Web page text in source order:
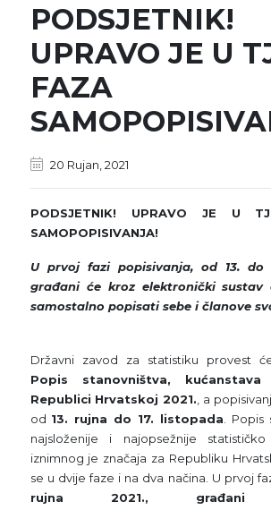
PODSJETNIK!
UPRAVO JE U
FAZA
20 Rujan, 2021
PODSJETNIK! UPRAVO JE U
SAMOPOPISIVANJA!
U prvoj fazi popisivanja, od 13. do
građani će kroz elektronički sustav
samostalno popisati sebe i članove
Državni zavod za statistiku provest
Popis stanovništva,
Republici Hrvatskoj 2021. , a
od 13. rujna do 17. listopada .
najsloženije i najopsežnije
iznimnog je značaja za Republiku
se u dvije faze i na dva načina. U prvoj
rujna 2021.,